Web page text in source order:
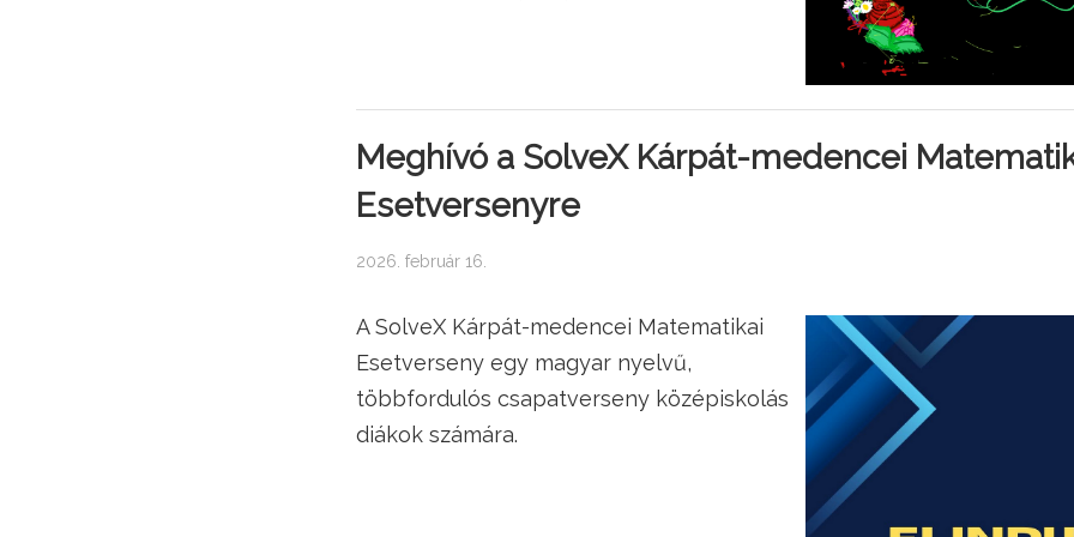
Meghívó a SolveX Kárpát-medencei
Esetversenyre
2026. február 16.
A SolveX Kárpát-medencei Matematikai
Esetverseny egy magyar nyelvű,
többfordulós csapatverseny középiskolás
diákok számára.